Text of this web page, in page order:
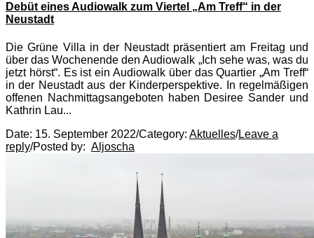
Debüt eines Audiowalk zum Viertel „Am Treff“ in der
Neustadt
Die Grüne Villa in der Neustadt präsentiert am Freitag und
über das Wochenende den Audiowalk „Ich sehe was, was du
jetzt hörst“. Es ist ein Audiowalk über das Quartier „Am Treff“
in der Neustadt aus der Kinderperspektive. In regelmäßigen
offenen Nachmittagsangeboten haben Desiree Sander und
Kathrin Lau...
Date: 15. September 2022/Category: Aktuelles/Leave a
reply/Posted by: Aljoscha